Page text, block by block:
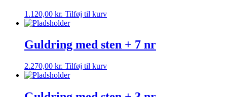
1.120,00 kr. Tilføj til kurv
Guldring med sten + 7 nr
2.270,00 kr. Tilføj til kurv